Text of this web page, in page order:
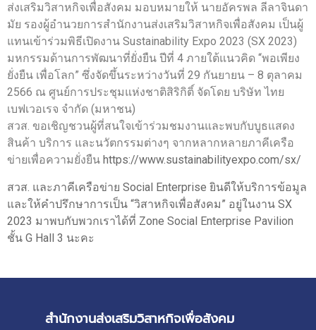
ส่งเสริมวิสาหกิจเพื่อสังคม มอบหมายให้ นายอัครพล ลีลาจินดา
มัย รองผู้อำนวยการสำนักงานส่งเสริมวิสาหกิจเพื่อสังคม เป็นผู้
แทนเข้าร่วมพิธีเปิดงาน Sustainability Expo 2023 (SX 2023)
มหกรรมด้านการพัฒนาที่ยั่งยืน ปีที่ 4 ภายใต้แนวคิด “พอเพียง
ยั่งยืน เพื่อโลก” ซึ่งจัดขึ้นระหว่างวันที่ 29 กันยายน – 8 ตุลาคม
2566 ณ ศูนย์การประชุมแห่งชาติสิริกิติ์ จัดโดย บริษัท ไทย
เบฟเวอเรจ จำกัด (มหาชน)
สวส. ขอเชิญชวนผู้ที่สนใจเข้าร่วมชมงานและพบกับบูธแสดง
สินค้า บริการ และนวัตกรรมต่างๆ จากหลากหลายภาคีเครือ
ข่ายเพื่อความยั่งยืน https://www.sustainabilityexpo.com/sx/
สวส. และภาคีเครือข่าย Social Enterprise ยินดีให้บริการข้อมูล
และให้คำปรึกษาการเป็น “วิสาหกิจเพื่อสังคม” อยู่ในงาน SX
2023 มาพบกับพวกเราได้ที่ Zone Social Enterprise Pavilion
ชั้น G Hall 3 นะคะ
สำนักงานส่งเสริมวิสาหกิจเพื่อสังคม